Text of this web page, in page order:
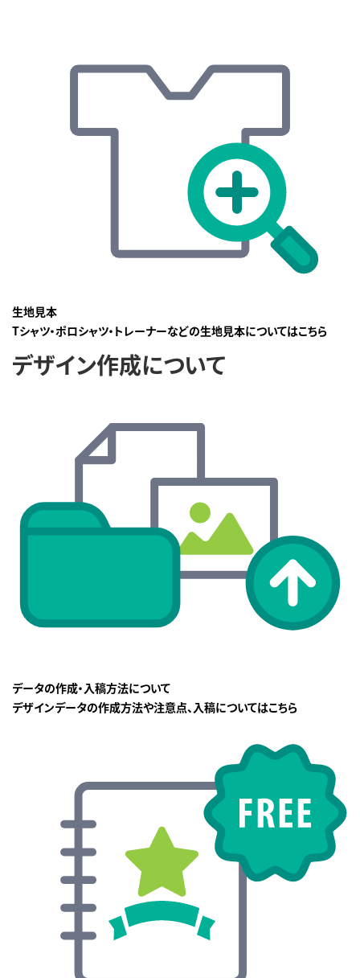
生地見本
Tシャツ・ポロシャツ・トレーナーなどの生地見本についてはこちら
デザイン作成について
データの作成・入稿方法について
デザインデータの作成方法や注意点、入稿についてはこちら